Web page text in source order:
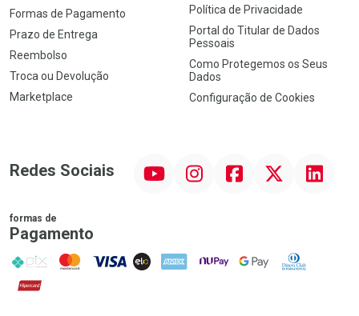
Formas de Pagamento
Prazo de Entrega
Reembolso
Troca ou Devolução
Marketplace
Política de Privacidade
Portal do Titular de Dados
Pessoais
Como Protegemos os Seus
Dados
Configuração de Cookies
Redes Sociais InstagramFacebookTwitter Linkedin
formas de
Pagamento
PIX MasterCard
VISA ELO AMEX NuPay Google PayDiners Club
Hipercard